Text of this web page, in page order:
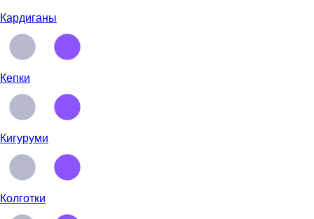
Кардиганы
Кепки
Кигуруми
Колготки